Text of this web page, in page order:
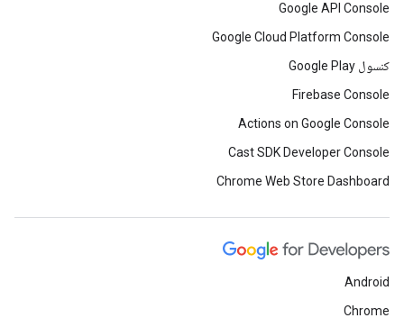
Google API Console
Google Cloud Platform Console
کنسول Google Play
Firebase Console
Actions on Google Console
Cast SDK Developer Console
Chrome Web Store Dashboard
Android
Chrome